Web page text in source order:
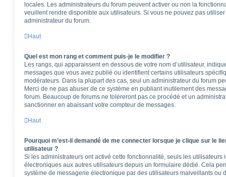
locales. Les administrateurs du forum peuvent activer ou non la
veuillent rendre disponible aux utilisateurs. Si vous ne pouvez pas
administrateur du forum.
Haut
Quel est mon rang et comment puis-je le modifier ?
Les rangs, qui apparaissent en dessous de votre nom d’utilisateur,
messages que vous avez publié ou identifient certains utilisateurs
modérateurs. Dans la plupart des cas, seul un administrateur du forum
Merci de ne pas abuser de ce système en publiant inutilement des
forum. Beaucoup de forums ne toléreront pas ce procédé et un
sanctionner en abaissant votre compteur de messages.
Haut
Pourquoi m’est-il demandé de me connecter lorsque je clique sur le
utilisateur ?
Si les administrateurs ont activé cette fonctionnalité, seuls les
électroniques aux autres utilisateurs depuis un formulaire dédié. Cela
système de messagerie électronique par des utilisateurs malveillants ou